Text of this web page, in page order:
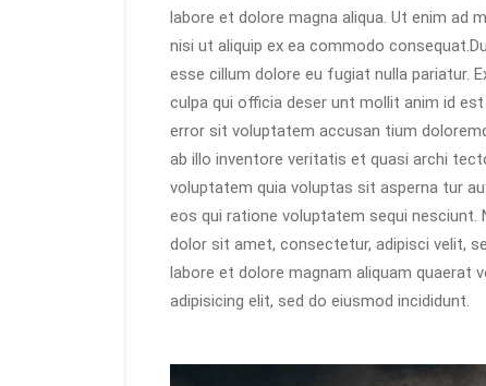
labore et dolore magna aliqua. Ut enim ad
nisi ut aliquip ex ea commodo
esse cillum dolore eu fugiat nulla pariatur.
culpa qui officia deser unt mollit anim id
error sit voluptatem accusan tium
ab illo inventore veritatis et quasi archi
voluptatem quia voluptas sit asperna tur
eos qui ratione voluptatem sequi nesciunt.
dolor sit amet, consectetur, adipisci velit,
labore et dolore magnam aliquam
adipisicing elit, sed do eiusmod incididunt.